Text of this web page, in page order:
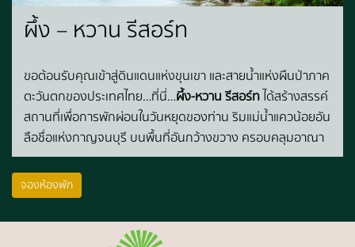
ผึ้ง – หวาน รีสอร์ท
ขอต้อนรับคุณเข้าสู่ดินแดนแห่งขุนเขา และสายน้ำแห่งผืนป่าภาค
ตะวันตกของประเทศไทย…ที่นี่…ผึ้ง-หวาน รีสอร์ทได้สร้างสรรค์
สถานที่เพื่อการพักผ่อนในวันหยุดของท่าน ริมแม่น้ำแควน้อยอัน
ลือชื่อแห่งกาญจนบุรี บนพื้นที่อันกว้างขวาง ครอบคลุมอาณา
บริเวณถึง 300 ไร่ ประกอบไปด้วยห้องพัก และกิจกรรมต่างๆ
เพื่อความสุข สนุกสนานของท่าน
ห่างจากตัวเมืองกาญจนบุรีเพียง 55 กิโลเมตร ไม่ว่าท่านจะ
จองห้องพัก